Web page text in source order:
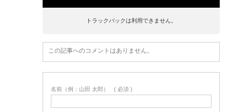
トラックバックは利用できません。
この記事へのコメントはありません。
名前（例：山田 太郎） ( 必須 )